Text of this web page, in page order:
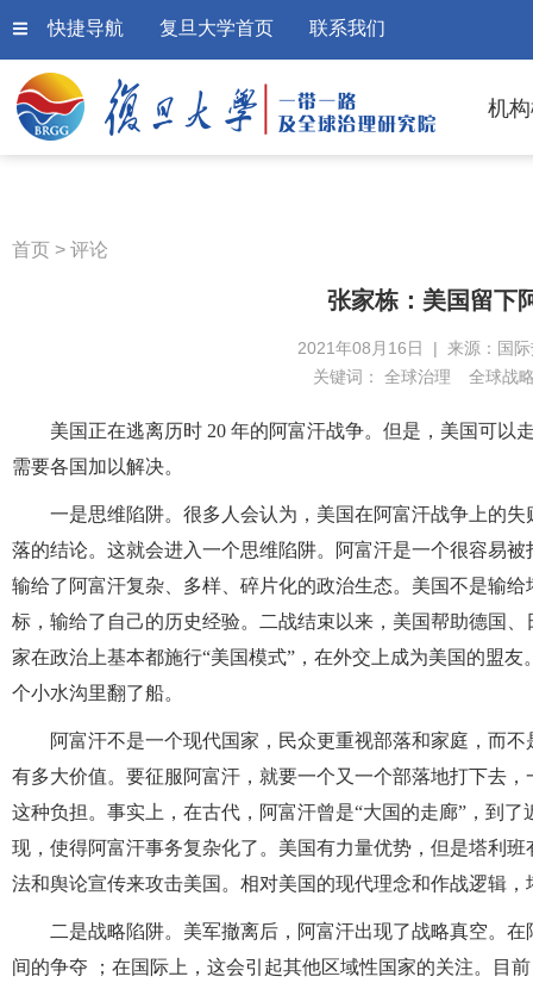
快捷导航 复旦大学首页 联系我们
机
首页 > 评论
张家栋：美国留下
2021年08月16日 | 来源：国
关键词： 全球治理 全球战
美国正在逃离历时 20 年的阿富汗战争。但是，美国可
需要各国加以解决。
一是思维陷阱。很多人会认为，美国在阿富汗战争上的
落的结论。这就会进入一个思维陷阱。阿富汗是一个很容易
输给了阿富汗复杂、多样、碎片化的政治生态。美国不是输
标，输给了自己的历史经验。二战结束以来，美国帮助德国
家在政治上基本都施行“美国模式”，在外交上成为美国的盟
个小水沟里翻了船。
阿富汗不是一个现代国家，民众更重视部落和家庭，而
有多大价值。要征服阿富汗，就要一个又一个部落地打下去
这种负担。事实上，在古代，阿富汗曾是“大国的走廊”，到
现，使得阿富汗事务复杂化了。美国有力量优势，但是塔利
法和舆论宣传来攻击美国。相对美国的现代理念和作战逻辑
二是战略陷阱。美军撤离后，阿富汗出现了战略真空。
间的争夺 ；在国际上，这会引起其他区域性国家的关注。目